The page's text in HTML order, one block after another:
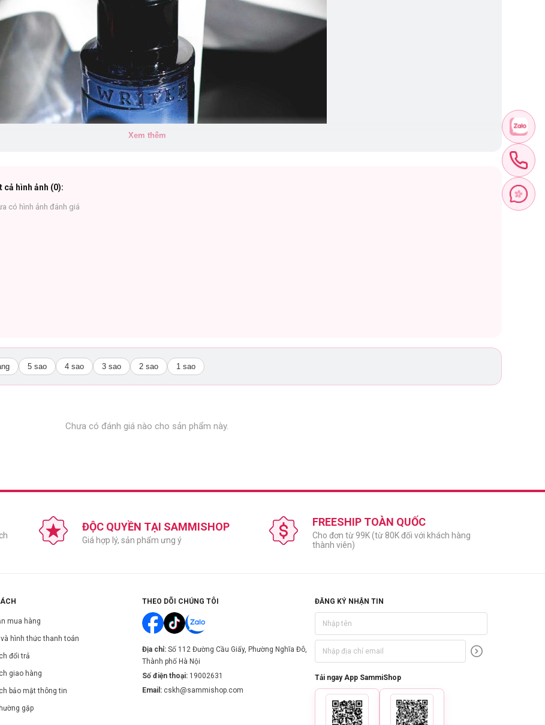
ngào, trong veo của hoa hồng, dịu dàng, lãng mạn của lá violet và thanh thoát với hương thảo dược Galbanum… tất cả nhanh chóng bộc lộ
mùi hương ấm áp của gỗ Cashmeran, mùi xạ hương tự nhiên của Ambrette và Ambrox đầy đặn ùa về - mạnh mẽ, tự tin nhưng lại điềm đạm như
mùi được lâu nhất như cổ tay, sau gáy, giữa ngực...
Xem thêm
cả hình ảnh (0):
có hình ảnh đánh giá
5 sao 4 sao 3 sao 2 sao 1 sao
Chưa có đánh giá nào cho sản phẩm này.
ĐỘC QUYỀN TẠI SAMMISHOP
Giá hợp lý, sản phẩm ưng ý
FREESHIP TOÀN QUỐC
Cho đơn từ 99K (từ 80K đối với khách hàng
thành viên)
mua hàng
hình thức thanh toán
đổi trả
giao hàng
bảo mật thông tin
gặp
THEO DÕI CHÚNG TÔI
Địa chỉ: Số 112 Đường Cầu Giấy, Phường Nghĩa Đô,
Thành phố Hà Nội
Số điện thoại: 19002631
Email: cskh@sammishop.com
ĐĂNG KÝ NHẬN TIN
Tải ngay App SammiShop